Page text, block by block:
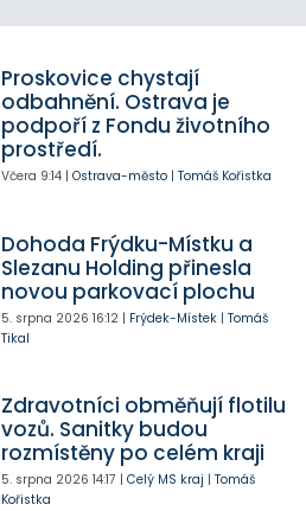
Proskovice chystají
odbahnění. Ostrava je
podpoří z Fondu životního
prostředí.
Včera 9:14| Ostrava-město| Tomáš Kořistka
Dohoda Frýdku-Místku a
Slezanu Holding přinesla
novou parkovací plochu
5. srpna 2026 16:12| Frýdek-Místek| Tomáš
Tikal
Zdravotníci obměňují flotilu
vozů. Sanitky budou
rozmístěny po celém kraji
5. srpna 2026 14:17 | Celý MS kraj | Tomáš
Kořistka